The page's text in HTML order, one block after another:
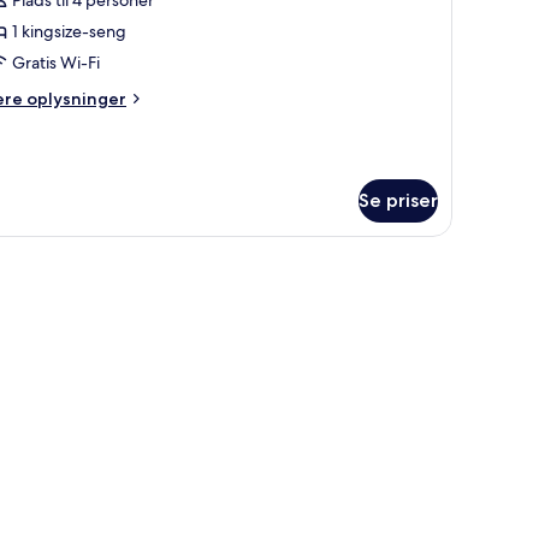
1 kingsize-seng
Gratis Wi-Fi
oplysninger
Se priser